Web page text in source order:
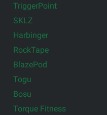
TriggerPoint
SKLZ
Harbinger
RockTape
BlazePod
Togu
Bosu
Torque Fitness